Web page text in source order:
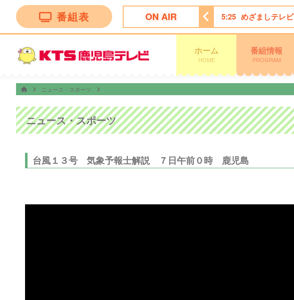
番組表 ON AIR
ピング 4:55 ビタブリッドジャパンテレビショッピング 5:25 めざましテレビ
ホーム
HOME
番組情報
PROGRAM
ニュース・スポーツ
ニュース・スポーツ
台風１３号 気象予報士解説 ７日午前０時 鹿児島